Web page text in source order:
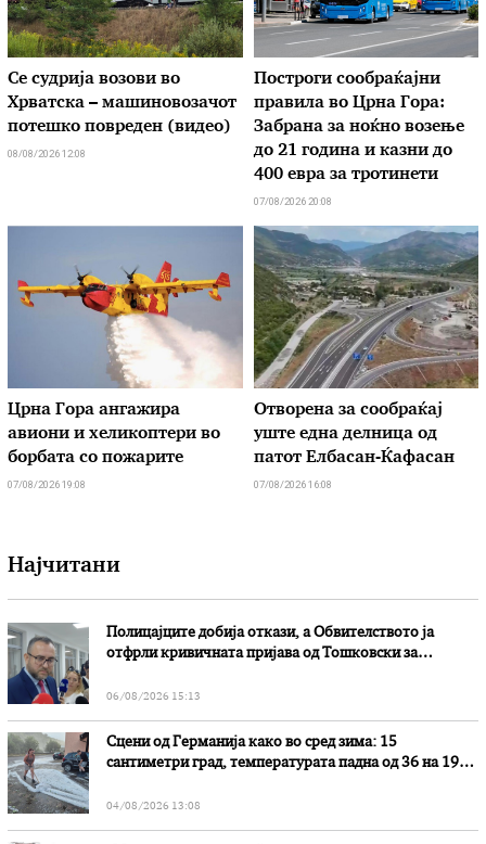
Се судрија возови во
Хрватска – машиновозачот
потешко повреден (видео)
08/08/2026 12:08
Построги сообраќајни
правила во Црна Гора:
Забрана за ноќно возење
до 21 година и казни до
400 евра за тротинети
07/08/2026 20:08
Црна Гора ангажира
авиони и хеликоптери во
борбата со пожарите
07/08/2026 19:08
Отворена за сообраќај
уште една делница од
патот Елбасан-Ќафасан
07/08/2026 16:08
Најчитани
Полицајците добија откази, а Обвителството ја
отфрли кривичната пријава од Тошковски за
06/08/2026 15:13
Сцени од Германија како во сред зима: 15
сантиметри град, температурата падна од 36 на 19
04/08/2026 13:08